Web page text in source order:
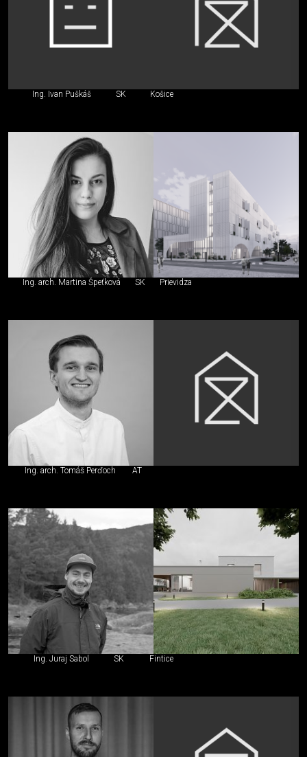
Ing. Ivan Puškáš SK Košice
Ing. arch. Martina Špeťková SK Prievidza
Ing. arch. Tomáš Perďoch AT
Ing. Juraj Sabol SK Fintice